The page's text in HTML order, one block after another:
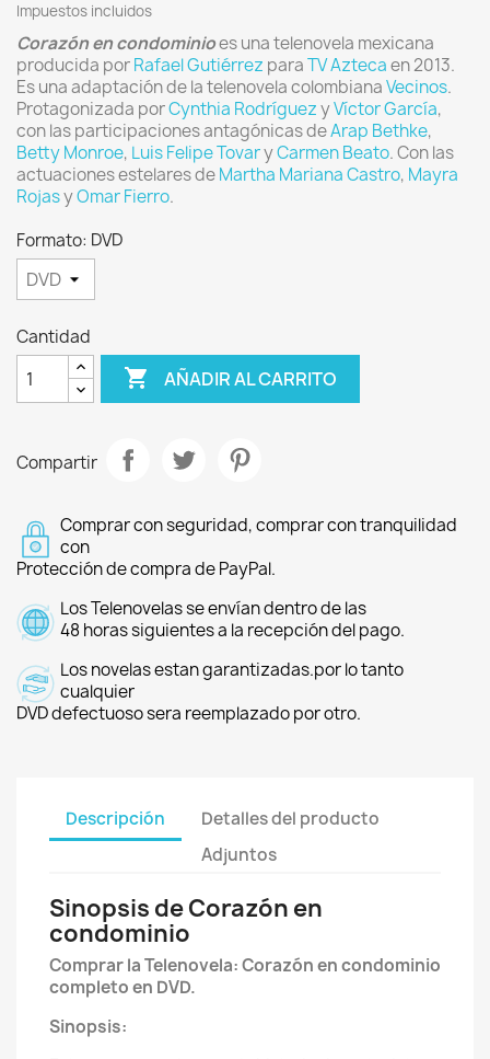
Impuestos incluidos
Corazón en condominioes una telenovela mexicana
producida porRafael Gutiérrez paraTV Aztecaen 2013.
Es una adaptación de la telenovela colombianaVecinos.
Protagonizada porCynthia RodríguezyVíctor García,
con las participaciones antagónicas deArap Bethke,
Betty Monroe, Luis Felipe TovaryCarmen Beato. Con las
actuaciones estelares deMartha Mariana Castro, Mayra
RojasyOmar Fierro.
Formato: DVD
Cantidad
 AÑADIR AL CARRITO
Compartir
Comprar con seguridad, comprar con tranquilidad
con
Protección de compra de PayPal.
Los Telenovelas se envían dentro de las
48 horas siguientes a la recepción del pago.
Los novelas estan garantizadas.por lo tanto
cualquier
DVD defectuoso sera reemplazado por otro.
Descripción
Detalles del producto
Adjuntos
Sinopsis de Corazón en
condominio
Comprar la Telenovela: Corazón en condominio
completo en DVD.
Sinopsis: